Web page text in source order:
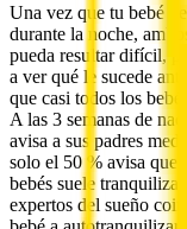
Una vez que tu bebé
durante la noche,
pueda resultar difícil,
a ver qué le sucede
que casi todos los
A las 3 semanas de
avisa a sus padres
solo el 50 % avisa que
bebés suele
expertos del sueño